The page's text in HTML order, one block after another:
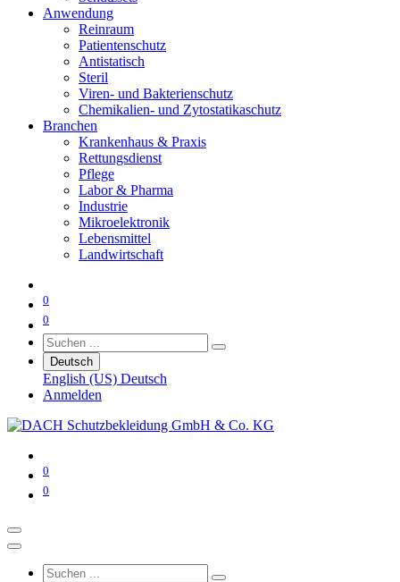
Anwendung
Reinraum
Patientenschutz
Antistatisch
Steril
Viren- und Bakterienschutz
Chemikalien- und Zytostatikaschutz
Branchen
Krankenhaus & Praxis
Rettungsdienst
Pflege
Labor & Pharma
Industrie
Mikroelektronik
Lebensmittel
Landwirtschaft
0
0
Deutsch
English (US) Deutsch
Anmelden
0
0